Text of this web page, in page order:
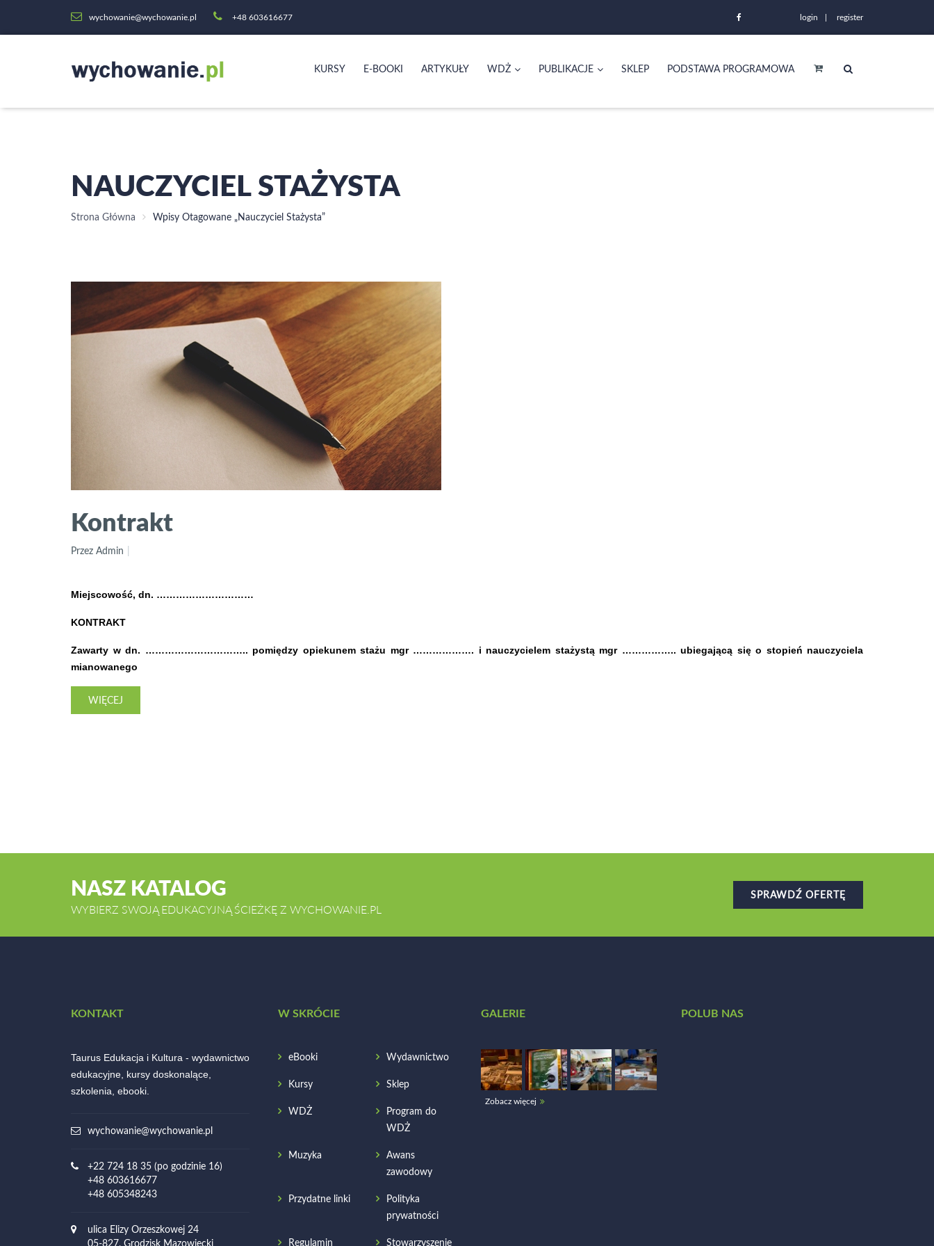
wychowanie@wychowanie.pl +48 603616677 login register
KURSY E-BOOKI ARTYKUŁY WDŻ PUBLIKACJE SKLEP PODSTAWA PROGRAMOWA
NAUCZYCIEL STAŻYSTA
Strona Główna Wpisy Otagowane „nauczyciel Stażysta”
Kontrakt
Przez Admin
Miejscowość, dn. …………………………
KONTRAKT
Zawarty w dn. ………………………….. pomiędzy opiekunem stażu mgr ………………. i nauczycielem stażystą mgr …………….. ubiegającą się o stopień nauczyciela
mianowanego
WIĘCEJ
NASZ KATALOG
WYBIERZ SWOJĄ EDUKACYJNĄ ŚCIEŻKĘ Z WYCHOWANIE.PL
SPRAWDŹ OFERTĘ
KONTAKT
Taurus Edukacja i Kultura - wydawnictwo
edukacyjne, kursy doskonalące,
szkolenia, ebooki.
wychowanie@wychowanie.pl
+22 724 18 35 (po godzinie 16)
+48 603616677
+48 605348243
ulica Elizy Orzeszkowej 24
05-827, Grodzisk Mazowiecki
W SKRÓCIE
eBooki Wydawnictwo
Kursy Sklep
WDŻ
Program do
WDŻ
Muzyka
Awans
zawodowy
Przydatne linki
Polityka
prywatności
Regulamin Stowarzyszenie
GALERIE
Zobacz więcej
POLUB NAS